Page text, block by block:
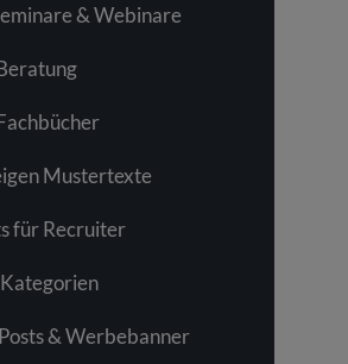
& Webinare
Mustertexte
für Recruiter
& Werbebanner